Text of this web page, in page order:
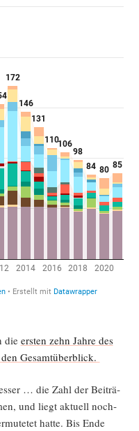
die ers­ten zehn Jah­re des
Gesamtüberblick.
… die Zahl der Bei­trä­
und liegt aktu­ell noch­
hat­te. Bis Ende